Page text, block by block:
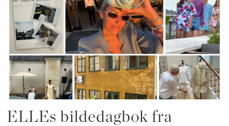
ELLEs bildedagbok fra